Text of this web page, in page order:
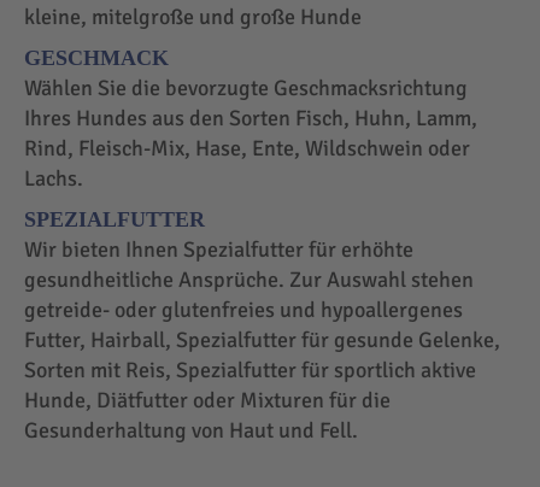
kleine, mitelgroße und große Hunde
GESCHMACK
Wählen Sie die bevorzugte Geschmacksrichtung
Ihres Hundes aus den Sorten Fisch, Huhn, Lamm,
Rind, Fleisch-Mix, Hase, Ente, Wildschwein oder
Lachs.
SPEZIALFUTTER
Wir bieten Ihnen Spezialfutter für erhöhte
gesundheitliche Ansprüche. Zur Auswahl stehen
getreide- oder glutenfreies und hypoallergenes
Futter, Hairball, Spezialfutter für gesunde Gelenke,
Sorten mit Reis, Spezialfutter für sportlich aktive
Hunde, Diätfutter oder Mixturen für die
Gesunderhaltung von Haut und Fell.